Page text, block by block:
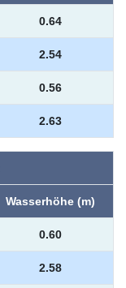
0.64
2.54
0.56
2.63
Wasserhöhe (m)
0.60
2.58